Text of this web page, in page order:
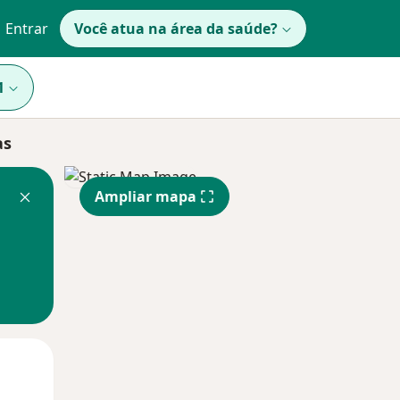
Entrar Você atua na área da saúde?
Ampliar mapa